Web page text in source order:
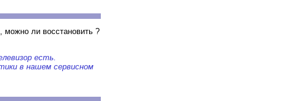
можно ли восстановить ?
есть.
в нашем сервисном